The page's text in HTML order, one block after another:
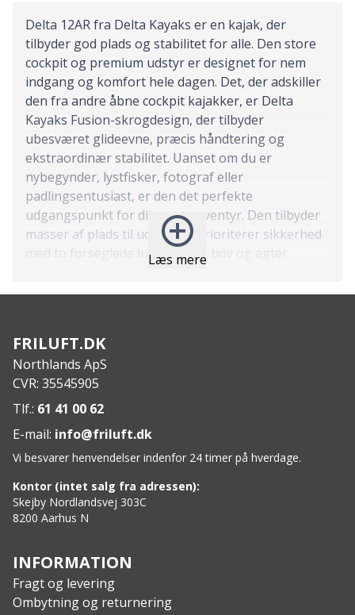
Læs mere
Delta 12AR fra Delta Kayaks er en kajak, der
tilbyder god plads og stabilitet for alle. Den store
cockpit og premium udstyr er designet for nem
indgang og komfort hele dagen. Det, der adskiller
den fra andre åbne cockpit kajakker, er Delta
Kayaks Fusion-skrogdesign, der tilbyder
ubesværet glideevne, præcis håndtering og
ekstraordinær stabilitet. Uanset om du er
nybegynder, lystfisker, fotograf eller
padlingsentusiast, er den det perfekte
udgangspunkt for dit næste eventyr. Den tilbyder
masser af plads til udstyr og prioriterer sikkerhed
med to forseglede luger i både bov og agter.
justerbare Contour II Sædesystem, hurtige og
Features:
Stor og lettilgængelig cockpit for nem ind- og
udstigning.
Fusion-skrogdesign for effektiv glidning, præcis
Ideel til begyndere, lystfiskere, fotografer og
padlingsentusiaster.
God plads til udstyr med sikkerhed i fokus.
To forseglede luger foran og bagpå.
Deltas justerbare Contour II Sædesystem.
Indfældede elastiksnore.
Komforthåndtag med dobbelt densitet.
Specs:
FRILUFT.DK
Northlands ApS
CVR: 35545905
Tlf.: 61 41 00 62
E-mail: info@friluft.dk
Vi besvarer henvendelser indenfor 24 timer på hverdage.
Kontor (intet salg fra adressen):
Skejby Nordlandsvej 303C
8200 Aarhus N
INFORMATION
Fragt og levering
Ombytning og returnering